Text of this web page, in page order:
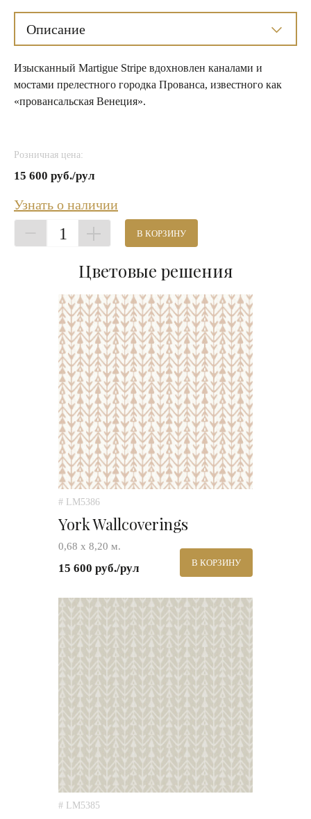
Описание
Изысканный Martigue Stripe вдохновлен каналами и
мостами прелестного городка Прованса, известного как
«провансальская Венеция».
Розничная цена:
15 600 руб./рул
Узнать о наличии
1 В КОРЗИНУ
Цветовые решения
# LM5386
York Wallcoverings
0,68 х 8,20 м.
15 600 руб./рул В КОРЗИНУ
# LM5385